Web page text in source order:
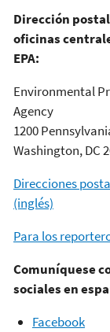
Dirección
oficinas
EPA:
Environmental
Agency
1200
Washington, DC
Direcciones
(inglés)
Para los
Comuníquese
sociales en
Facebook